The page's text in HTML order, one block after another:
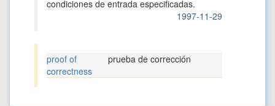
condiciones de entrada especificadas.
1997-11-29
proof of
correctness
prueba de corrección